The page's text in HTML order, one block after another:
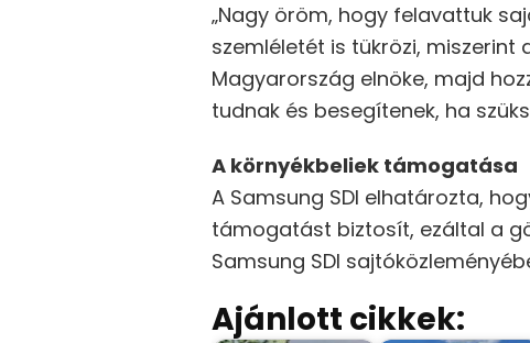
„Nagy öröm, hogy felavattuk
szemléletét is tükrözi, miszerint
Magyarország elnöke, majd
tudnak és besegítenek, ha
A környékbeliek támogatása
A Samsung SDI elhatározta,
támogatást biztosít, ezáltal a
Samsung SDI
Ajánlott cikkek: